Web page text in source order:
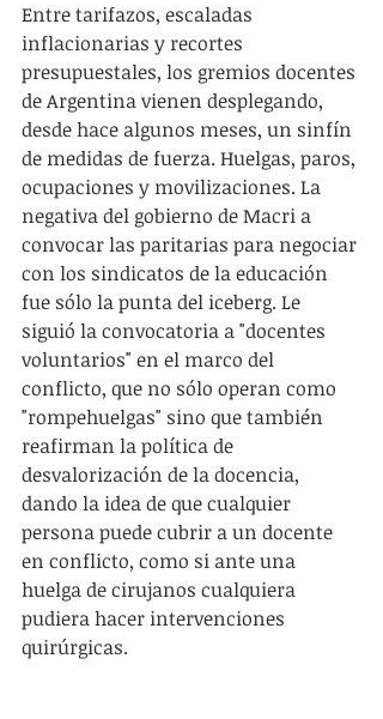
Entre tarifazos, escaladas
inflacionarias y recortes
presupuestales, los gremios docentes
de Argentina vienen desplegando,
desde hace algunos meses, un sinfín
de medidas de fuerza. Huelgas, paros,
ocupaciones y movilizaciones. La
negativa del gobierno de Macri ​a
convocar las paritarias para negociar
con los sindicatos de la educación
fue sólo la punta del iceberg. Le
siguió la convocatoria a "docentes
voluntarios" en el marco del
conflicto, que no sólo operan como
"rompehuelgas" sino que también
reafirman la política de
desvalorización de la docencia,
dando la idea de que cualquier
persona puede cubrir a un docente
en conflicto, como si ante una
huelga de cirujanos cualquiera
pudiera hacer intervenciones
quirúrgicas.